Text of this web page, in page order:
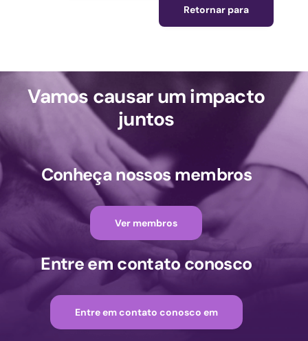
Retornar para
Vamos causar um impacto
juntos
Conheça nossos membros
Ver membros
Entre em contato conosco
Entre em contato conosco em